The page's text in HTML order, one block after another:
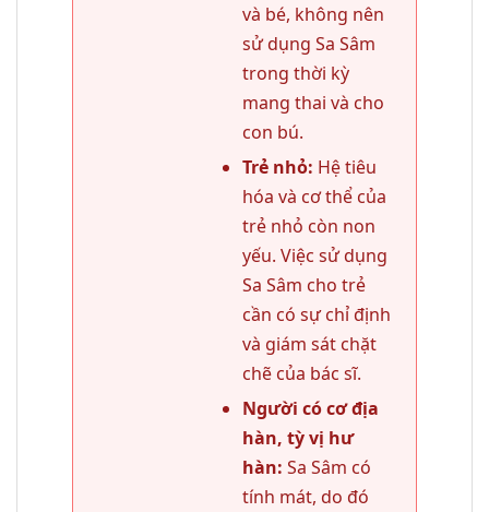
và bé, không nên
sử dụng Sa Sâm
trong thời kỳ
mang thai và cho
con bú.
Trẻ nhỏ: Hệ tiêu
hóa và cơ thể của
trẻ nhỏ còn non
yếu. Việc sử dụng
Sa Sâm cho trẻ
cần có sự chỉ định
và giám sát chặt
chẽ của bác sĩ.
Người có cơ địa
hàn, tỳ vị hư
hàn: Sa Sâm có
tính mát, do đó